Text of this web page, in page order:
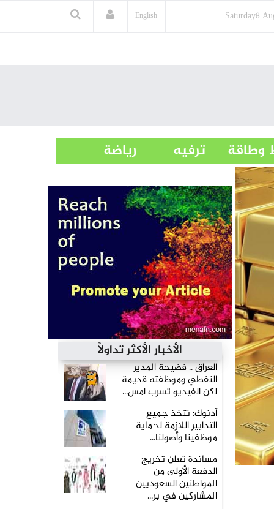
Saturday8
English
وطاقة ترفيه رياضة
الأخبار الأكثر تداولاً
العراق .. فضيحة المدير
النفطي وموظفته قديمة
لكن الفيديو تسرب امس...
أدنوك: نتخذ جميع
التدابير اللازمة لحماية
موظفينا وأصولنا...
مساندة تعلن تخريج
الدفعة الأولى من
المواطنين السعوديين
المشاركين في بر...